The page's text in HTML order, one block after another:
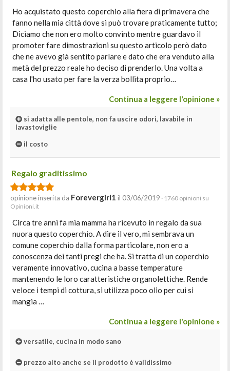
Ho acquistato questo coperchio alla fiera di primavera che
fanno nella mia città dove si può trovare praticamente tutto;
Diciamo che non ero molto convinto mentre guardavo il
promoter fare dimostrazioni su questo articolo però dato
che ne avevo già sentito parlare e dato che era venduto alla
metà del prezzo reale ho deciso di prenderlo. Una volta a
casa l'ho usato per fare la verza bollita proprio…
Continua a leggere l'opinione »
si adatta alle pentole, non fa uscire odori, lavabile in
lavastoviglie
il costo
Regalo graditissimo
opinione inserita da Forevergirl1 il 03/06/2019 · 1760 opinioni su
Opinioni.it
Circa tre anni fa mia mamma ha ricevuto in regalo da sua
nuora questo coperchio. A dire il vero, mi sembrava un
comune coperchio dalla forma particolare, non ero a
conoscenza dei tanti pregi che ha. Si tratta di un coperchio
veramente innovativo, cucina a basse temperature
mantenendo le loro caratteristiche organolettiche. Rende
veloce i tempi di cottura, si utilizza poco olio per cui si
mangia …
Continua a leggere l'opinione »
versatile, cucina in modo sano
prezzo alto anche se il prodotto è validissimo